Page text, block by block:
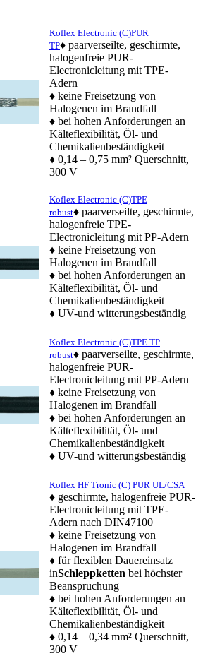
Koflex Electronic (C)PUR
TP♦ paarverseilte, geschirmte,
halogenfreie PUR-
Electronicleitung mit TPE-
Adern
♦ keine Freisetzung von
Halogenen im Brandfall
♦ bei hohen Anforderungen an
Kälteflexibilität, Öl- und
Chemikalienbeständigkeit
♦ 0,14 – 0,75 mm² Querschnitt,
300 V
Koflex Electronic (C)TPE
robust♦ paarverseilte, geschirmte,
halogenfreie TPE-
Electronicleitung mit PP-Adern
♦ keine Freisetzung von
Halogenen im Brandfall
♦ bei hohen Anforderungen an
Kälteflexibilität, Öl- und
Chemikalienbeständigkeit
♦ UV-und witterungsbeständig
Koflex Electronic (C)TPE TP
robust♦ paarverseilte, geschirmte,
halogenfreie PUR-
Electronicleitung mit PP-Adern
♦ keine Freisetzung von
Halogenen im Brandfall
♦ bei hohen Anforderungen an
Kälteflexibilität, Öl- und
Chemikalienbeständigkeit
♦ UV-und witterungsbeständig
Koflex HF Tronic (C) PUR UL/CSA
♦ geschirmte, halogenfreie PUR-
Electronicleitung mit TPE-
Adern nach DIN47100
♦ keine Freisetzung von
Halogenen im Brandfall
♦ für flexiblen Dauereinsatz
inSchleppketten bei höchster
Beanspruchung
♦ bei hohen Anforderungen an
Kälteflexibilität, Öl- und
Chemikalienbeständigkeit
♦ 0,14 – 0,34 mm² Querschnitt,
300 V